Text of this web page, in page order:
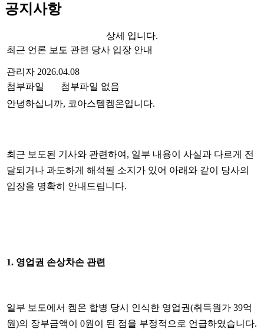
공지사항
상세 입니다.
최근 언론 보도 관련 당사 입장 안내
관리자 2026.04.08
첨부파일
첨부파일 없음
안녕하십니까, 코아스템켐온입니다.
최근 보도된 기사와 관련하여, 일부 내용이 사실과 다르게 전
달되거나 과도하게 해석될 소지가 있어 아래와 같이 당사의
입장을 명확히 안내드립니다.
1. 영업권 손상차손 관련
일부 보도에서 켐온 합병 당시 인식한 영업권(취득원가 39억
원)의 장부금액이 0원이 된 점을 부정적으로 언급하였습니다.